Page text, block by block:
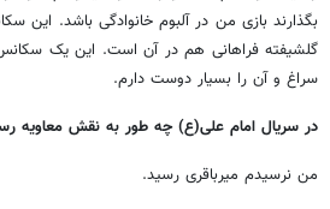
بگذارند بازی من در آلبوم خانوادگی باشد.
گلشیفته فراهانی هم در آن است. این یک
سراغ و آن را بسیار دوست دارم.
در سریال امام علی(ع) چه طور به نقش معاویه
من نرسیدم میرباقری رسید.